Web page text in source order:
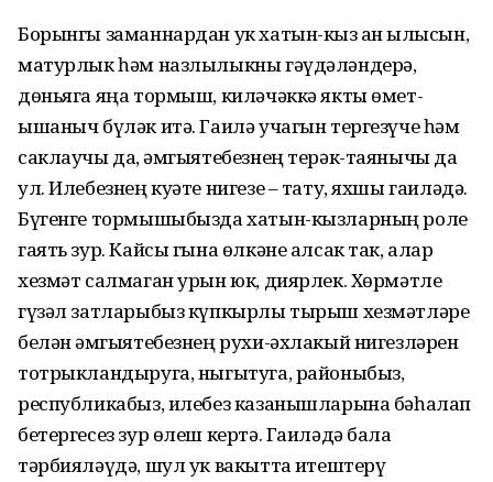
Борынгы заманнардан ук хатын-кыз җан җылысын,
матурлык һәм назлылыкны гәүдәләндерә,
дөньяга яңа тормыш, киләчәккә якты өмет-
ышаныч бүләк итә. Гаилә учагын тергезүче һәм
саклаучы да, җәмгыятебезнең терәк-таянычы да
ул. Илебезнең куәте нигезе – тату, яхшы гаиләдә.
Бүгенге тормышыбызда хатын-кызларның роле
гаять зур. Кайсы гына өлкәне алсак так, алар
хезмәт салмаган урын юк, диярлек. Хөрмәтле
гүзәл затларыбыз күпкырлы тырыш хезмәтләре
белән җәмгыятебезнең рухи-әхлакый нигезләрен
тотрыкландыруга, ныгытуга, районыбыз,
республикабыз, илебез казанышларына бәһалап
бетергесез зур өлеш кертә. Гаиләдә бала
тәрбияләүдә, шул ук вакытта җитештерү